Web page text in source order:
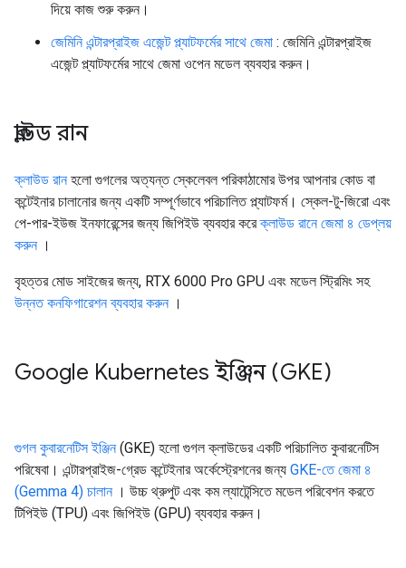
দিয়ে কাজ শুরু করুন।
জেমিনি এন্টারপ্রাইজ এজেন্ট প্ল্যাটফর্মের সাথে জেমা : জেমিনি এন্টারপ্রাইজ
এজেন্ট প্ল্যাটফর্মের সাথে জেমা ওপেন মডেল ব্যবহার করুন।
ক্লাউড রান
ক্লাউড রানহলো গুগলের অত্যন্ত স্কেলেবল পরিকাঠামোর উপর আপনার কোড বা
কন্টেইনার চালানোর জন্য একটি সম্পূর্ণভাবে পরিচালিত প্ল্যাটফর্ম। স্কেল-টু-জিরো এবং
পে-পার-ইউজ ইনফারেন্সের জন্য জিপিইউ ব্যবহার করেক্লাউড রানে জেমা ৪ ডেপ্লয়
করুন।
বৃহত্তর মোড সাইজের জন্য, RTX 6000 Pro GPU এবং মডেল স্ট্রিমিং সহ
উন্নত কনফিগারেশন ব্যবহার করুন।
Google Kubernetes ইঞ্জিন (GKE)
গুগল কুবারনেটিস ইঞ্জিন(GKE) হলো গুগল ক্লাউডের একটি পরিচালিত কুবারনেটিস
পরিষেবা। এন্টারপ্রাইজ-গ্রেড কন্টেইনার অর্কেস্ট্রেশনের জন্য GKE-তে জেমা ৪
(Gemma 4) চালান। উচ্চ থ্রুপুট এবং কম ল্যাটেন্সিতে মডেল পরিবেশন করতে
টিপিইউ (TPU) এবং জিপিইউ (GPU) ব্যবহার করুন।